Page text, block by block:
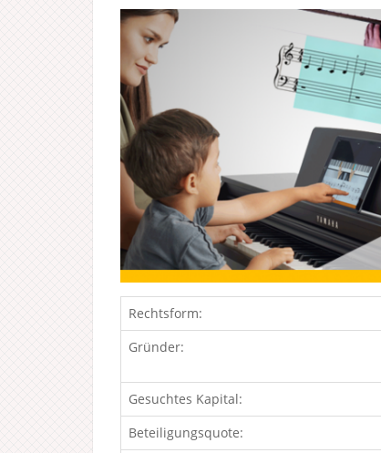
Rechtsform:
Gründer:
Gesuchtes Kapital:
Beteiligungsquote: